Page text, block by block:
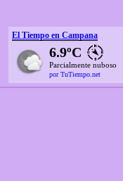
El Tiempo en Campana
6.9ºC
Parcialmente nuboso
por TuTiempo.net